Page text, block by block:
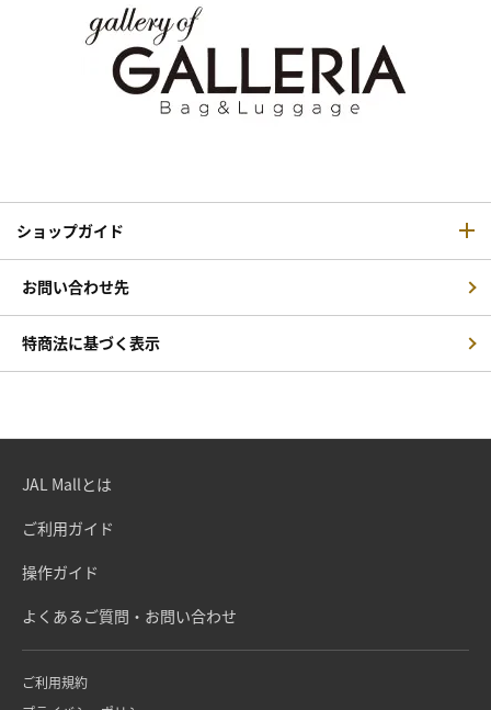
ショップガイド
お問い合わせ先
特商法に基づく表示
JAL Mallとは
ご利用ガイド
操作ガイド
よくあるご質問・お問い合わせ
ご利用規約